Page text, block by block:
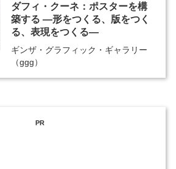
ダフィ・クーネ：ポスターを構
築する ―形をつくる、版をつく
る、表現をつくる―
ギンザ・グラフィック・ギャラリー
（ggg）
PR